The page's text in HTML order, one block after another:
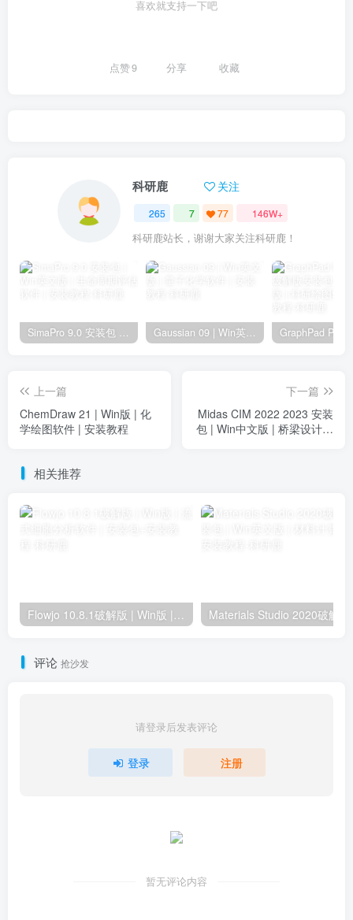
喜欢就支持一下吧
点赞9 分享 收藏
科研鹿 关注
265 7 77 146W+
科研鹿站长，谢谢大家关注科研鹿！
上一篇
ChemDraw 21 | Win版 | 化
学绘图软件 | 安装教程
下一篇
Midas CIM 2022 2023 安装
包 | Win中文版 | 桥梁设计分
相关推荐
评论 抢沙发
请登录后发表评论
登录 注册
暂无评论内容